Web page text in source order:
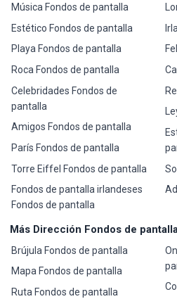
Música Fondos de pantalla
Estético Fondos de pantalla
Playa Fondos de pantalla
Roca Fondos de pantalla
Celebridades Fondos de
pantalla
Amigos Fondos de pantalla
París Fondos de pantalla
Torre Eiffel Fondos de pantalla
Fondos de pantalla irlandeses
Fondos de pantalla
Más Dirección Fondos de
Brújula Fondos de pantalla
Mapa Fondos de pantalla
Ruta Fondos de pantalla